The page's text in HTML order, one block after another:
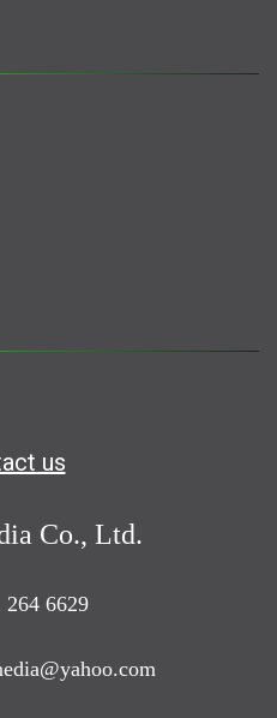
us
Co., Ltd.
264 6629